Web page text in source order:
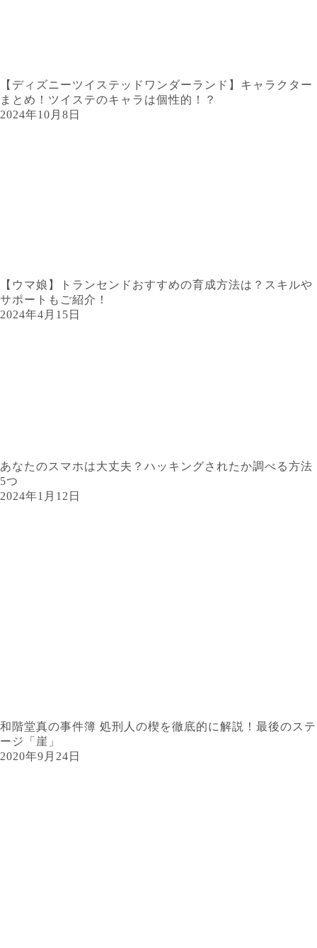
【ディズニーツイステッドワンダーランド】キャラクター
まとめ！ツイステのキャラは個性的！？
2024年10月8日
【ウマ娘】トランセンドおすすめの育成方法は？スキルや
サポートもご紹介！
2024年4月15日
あなたのスマホは大丈夫？ハッキングされたか調べる方法
5つ
2024年1月12日
和階堂真の事件簿 処刑人の楔を徹底的に解説！最後のステ
ージ「崖」
2020年9月24日